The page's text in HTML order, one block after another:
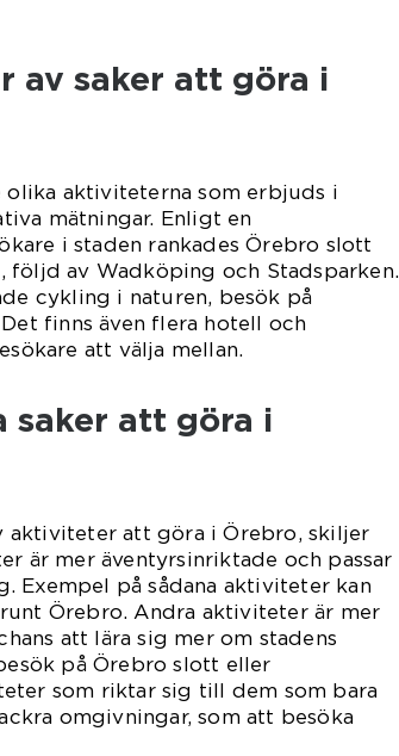
av saker att göra i
aktiviteterna som erbjuds i
mätningar. Enligt en
i staden rankades Örebro slott
följd av Wadköping och Stadsparken.
cykling i naturen, besök på
finns även flera hotell och
att välja mellan.
saker att göra i
att göra i Örebro, skiljer
är mer äventyrsinriktade och passar
Exempel på sådana aktiviteter kan
Örebro. Andra aktiviteter är mer
att lära sig mer om stadens
på Örebro slott eller
som riktar sig till dem som bara
omgivningar, som att besöka